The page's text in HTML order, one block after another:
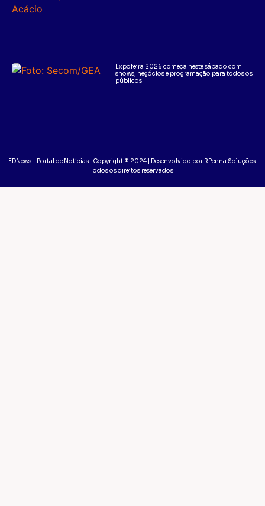
Expofeira 2026 começa neste sábado com
shows, negócios e programação para todos os
públicos
EDNews - Portal de Notícias | Copyright ® 2024 | Desenvolvido por RPenna Soluções.
Todos os direitos reservados.